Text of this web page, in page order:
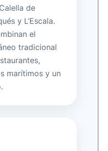
de
y L’Escala.
el
tradicional
marítimos y un